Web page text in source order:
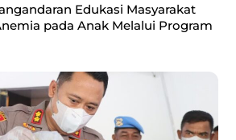
Edukasi Masyarakat
pada Anak Melalui Program